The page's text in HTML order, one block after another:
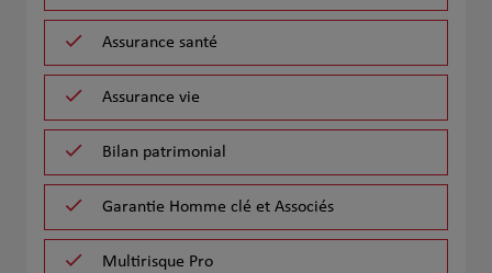
Assurance santé
Assurance vie
Bilan patrimonial
Garantie Homme clé et Associés
Multirisque Pro